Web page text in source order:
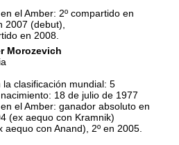
el Amber: 2º compartido en
2007 (debut),
en 2008.
Morozevich
la clasificación mundial: 5
18 de julio de 1977
el Amber: ganador absoluto en
(ex aequo con Kramnik)
aequo con Anand), 2º en 2005.